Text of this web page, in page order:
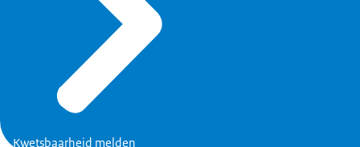
Kwetsbaarheid melden